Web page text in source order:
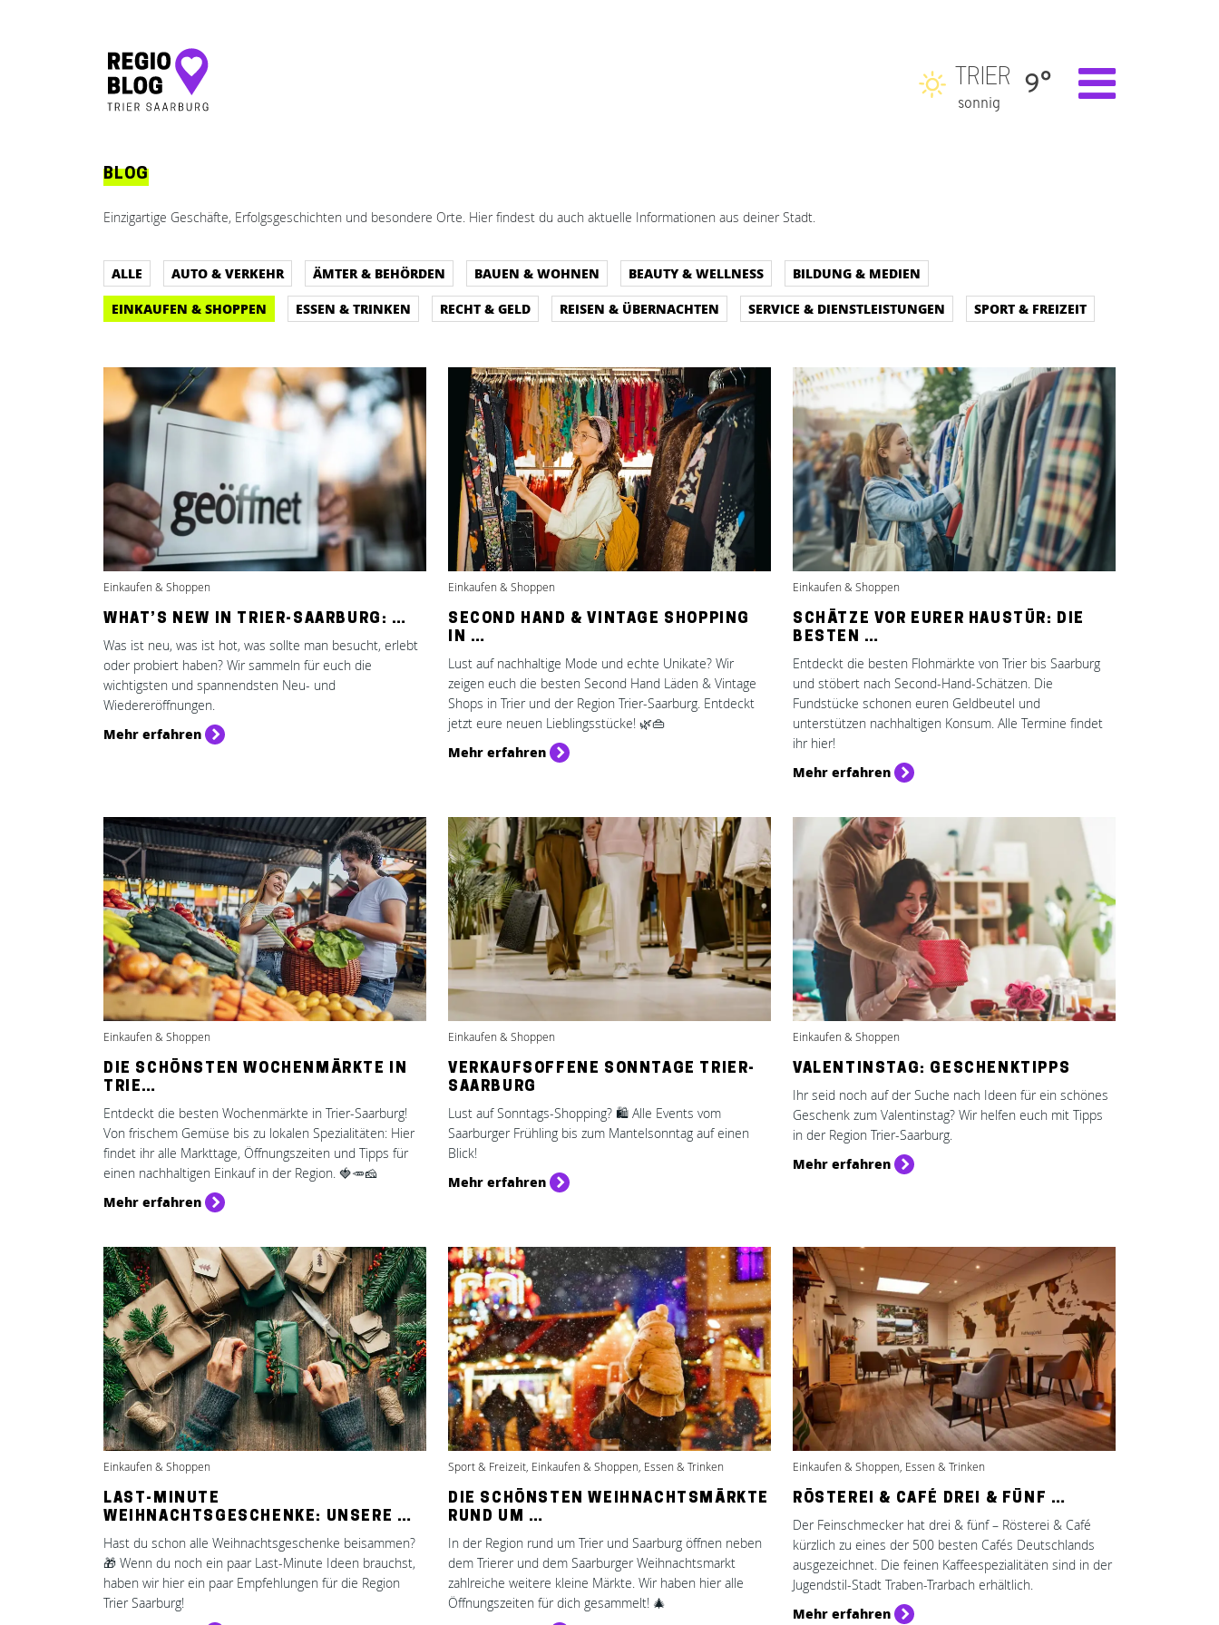
Hauptnavigation
TRIER
sonnig
9°
BLOG
Einzigartige Geschäfte, Erfolgsgeschichten und besondere Orte. Hier findest du auch aktuelle Informationen aus deiner Stadt.
ALLE AUTO & VERKEHR ÄMTER & BEHÖRDEN BAUEN & WOHNEN BEAUTY & WELLNESS
BILDUNG & MEDIEN
EINKAUFEN & SHOPPEN
ESSEN & TRINKEN RECHT & GELD REISEN & ÜBERNACHTEN SERVICE & DIENSTLEISTUNGEN SPORT & FREIZEIT
Einkaufen & Shoppen
WHAT’S NEW IN TRIER-SAARBURG: …
Was ist neu, was ist hot, was sollte man besucht, erlebt
oder probiert haben? Wir sammeln für euch die
wichtigsten und spannendsten Neu- und
Wiedereröffnungen.
Mehr erfahren
Einkaufen & Shoppen
SECOND HAND & VINTAGE SHOPPING
IN …
Lust auf nachhaltige Mode und echte Unikate? Wir
zeigen euch die besten Second Hand Läden & Vintage
Shops in Trier und der Region Trier-Saarburg. Entdeckt
jetzt eure neuen Lieblingsstücke! 🌿👜
Mehr erfahren
Einkaufen & Shoppen
SCHÄTZE VOR EURER HAUSTÜR: DIE
BESTEN …
Entdeckt die besten Flohmärkte von Trier bis Saarburg
und stöbert nach Second-Hand-Schätzen. Die
Fundstücke schonen euren Geldbeutel und
unterstützen nachhaltigen Konsum. Alle Termine findet
ihr hier!
Mehr erfahren
Einkaufen & Shoppen
DIE SCHÖNSTEN WOCHENMÄRKTE IN
TRIE…
Entdeckt die besten Wochenmärkte in Trier-Saarburg!
Von frischem Gemüse bis zu lokalen Spezialitäten: Hier
findet ihr alle Markttage, Öffnungszeiten und Tipps für
einen nachhaltigen Einkauf in der Region. 🍓🥕🧀
Mehr erfahren
Einkaufen & Shoppen
VERKAUFSOFFENE SONNTAGE TRIER-
SAARBURG
Lust auf Sonntags-Shopping? 🛍️ Alle Events vom
Saarburger Frühling bis zum Mantelsonntag auf einen
Blick!
Mehr erfahren
Einkaufen & Shoppen
VALENTINSTAG: GESCHENKTIPPS
Ihr seid noch auf der Suche nach Ideen für ein schönes
Geschenk zum Valentinstag? Wir helfen euch mit Tipps
in der Region Trier-Saarburg.
Mehr erfahren
Einkaufen & Shoppen
LAST-MINUTE
WEIHNACHTSGESCHENKE: UNSERE …
Hast du schon alle Weihnachtsgeschenke beisammen?
🎁 Wenn du noch ein paar Last-Minute Ideen brauchst,
haben wir hier ein paar Empfehlungen für die Region
Trier Saarburg!
Sport & Freizeit, Einkaufen & Shoppen, Essen & Trinken
DIE SCHÖNSTEN WEIHNACHTSMÄRKTE
RUND UM …
In der Region rund um Trier und Saarburg öffnen neben
dem Trierer und dem Saarburger Weihnachtsmarkt
zahlreiche weitere kleine Märkte. Wir haben hier alle
Öffnungszeiten für dich gesammelt! 🎄
Einkaufen & Shoppen, Essen & Trinken
RÖSTEREI & CAFÉ DREI & FÜNF …
Der Feinschmecker hat drei & fünf – Rösterei & Café
kürzlich zu eines der 500 besten Cafés Deutschlands
ausgezeichnet. Die feinen Kaffeespezialitäten sind in der
Jugendstil-Stadt Traben-Trarbach erhältlich.
Mehr erfahren